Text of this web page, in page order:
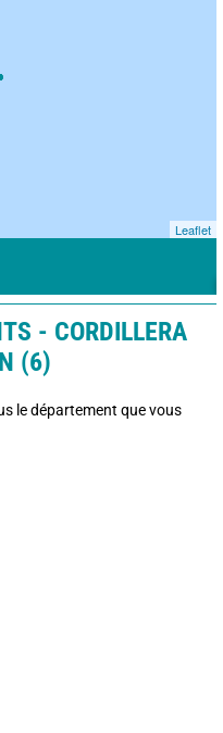
Leaflet
- CORDILLERA
(6)
le département que vous